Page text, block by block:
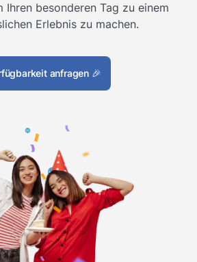
Ihren besonderen Tag zu einem
Erlebnis zu machen.
anfragen 🎉